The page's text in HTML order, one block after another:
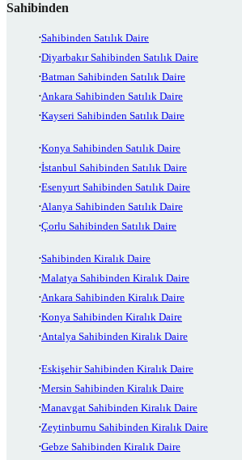
Sahibinden
Sahibinden Satılık Daire
Diyarbakır Sahibinden Satılık Daire
Batman Sahibinden Satılık Daire
Ankara Sahibinden Satılık Daire
Kayseri Sahibinden Satılık Daire
Konya Sahibinden Satılık Daire
İstanbul Sahibinden Satılık Daire
Esenyurt Sahibinden Satılık Daire
Alanya Sahibinden Satılık Daire
Çorlu Sahibinden Satılık Daire
Sahibinden Kiralık Daire
Malatya Sahibinden Kiralık Daire
Ankara Sahibinden Kiralık Daire
Konya Sahibinden Kiralık Daire
Antalya Sahibinden Kiralık Daire
Eskişehir Sahibinden Kiralık Daire
Mersin Sahibinden Kiralık Daire
Manavgat Sahibinden Kiralık Daire
Zeytinburnu Sahibinden Kiralık Daire
Gebze Sahibinden Kiralık Daire